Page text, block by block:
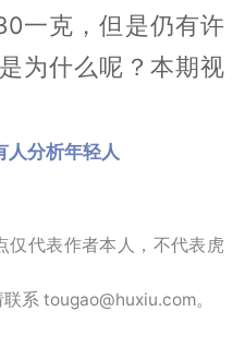
一克，但是仍有许
为什么呢？本期视
人分析年轻人
仅代表作者本人，不代表虎
系 tougao@huxiu.com。